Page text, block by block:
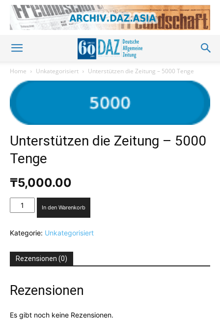
Home Unkategorisiert Unterstützen die Zeitung – 5000 Tenge
Unterstützen die Zeitung – 5000
Tenge
₸5,000.00
Unterstützen
die
-
Tenge
Menge
In den Warenkorb
Kategorie: Unkategorisiert
Rezensionen (0)
Rezensionen
Es gibt noch keine Rezensionen.